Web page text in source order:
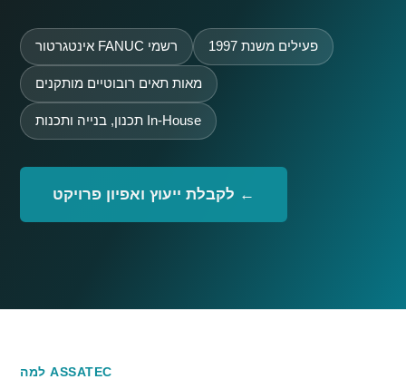
אינטגרטור FANUC רשמי פעילים משנת 1997
מאות תאים רובוטיים מותקנים
תכנון, בנייה ותכנות In-House
לקבלת ייעוץ ואפיון פרויקט ←
למה ASSATEC